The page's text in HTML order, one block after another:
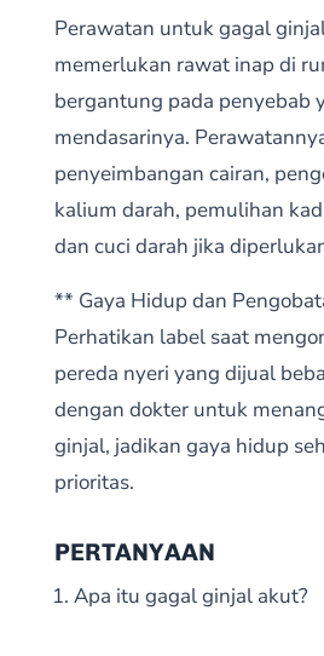
Perawatan untuk gagal
memerlukan rawat inap di
bergantung pada penyebab
mendasarinya.
penyeimbangan cairan,
kalium darah, pemulihan
dan cuci darah jika
** Gaya Hidup dan
Perhatikan label saat
pereda nyeri yang dijual
dengan dokter untuk
ginjal, jadikan gaya hidup
prioritas.
PERTANYAAN
Apa itu gagal ginjal akut?